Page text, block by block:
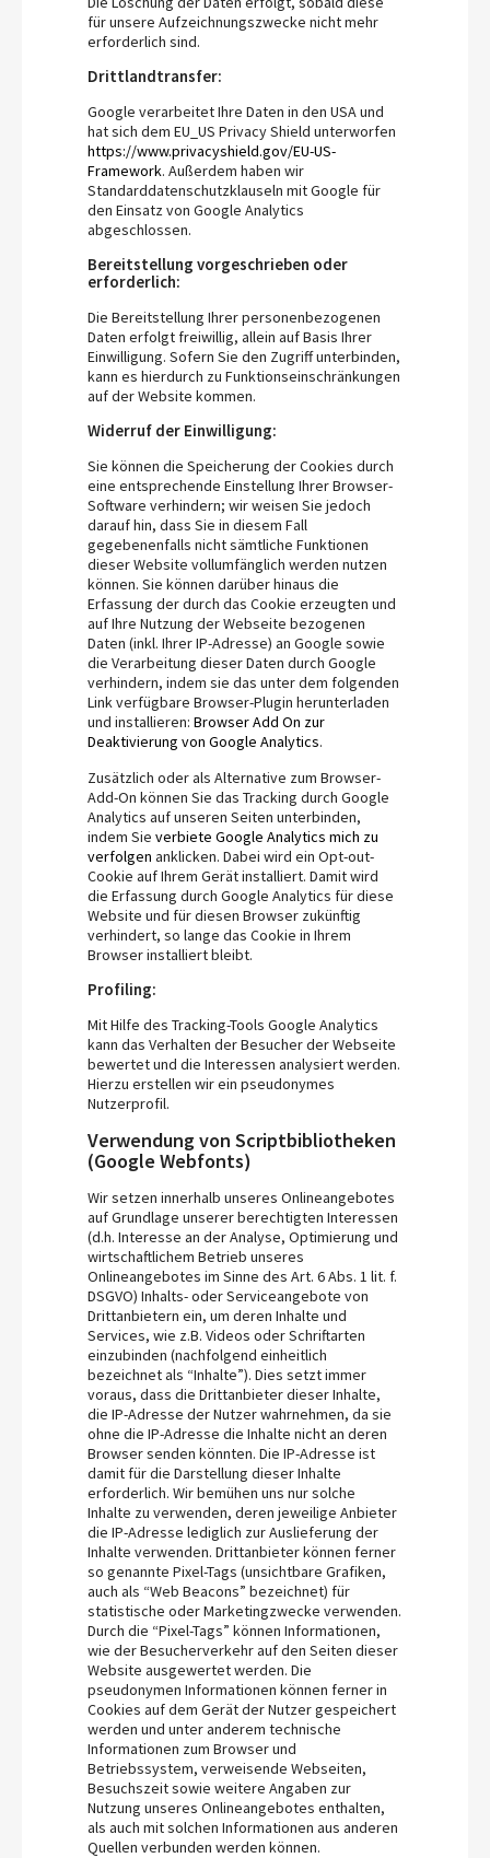
für unsere Aufzeichnungszwecke nicht mehr
erforderlich sind.
Drittlandtransfer:
Google verarbeitet Ihre Daten in den USA und
hat sich dem EU_US Privacy Shield unterworfen
https://www.privacyshield.gov/EU-US-
Framework. Außerdem haben wir
Standarddatenschutzklauseln mit Google für
den Einsatz von Google Analytics
abgeschlossen.
Bereitstellung vorgeschrieben oder
erforderlich:
Die Bereitstellung Ihrer personenbezogenen
Daten erfolgt freiwillig, allein auf Basis Ihrer
Einwilligung. Sofern Sie den Zugriff unterbinden,
kann es hierdurch zu Funktionseinschränkungen
auf der Website kommen.
Widerruf der Einwilligung:
Sie können die Speicherung der Cookies durch
eine entsprechende Einstellung Ihrer Browser-
Software verhindern; wir weisen Sie jedoch
darauf hin, dass Sie in diesem Fall
gegebenenfalls nicht sämtliche Funktionen
dieser Website vollumfänglich werden nutzen
können. Sie können darüber hinaus die
Erfassung der durch das Cookie erzeugten und
auf Ihre Nutzung der Webseite bezogenen
Daten (inkl. Ihrer IP-Adresse) an Google sowie
die Verarbeitung dieser Daten durch Google
verhindern, indem sie das unter dem folgenden
Link verfügbare Browser-Plugin herunterladen
und installieren:Browser Add On zur
Deaktivierung von Google Analytics.
Zusätzlich oder als Alternative zum Browser-
Add-On können Sie das Tracking durch Google
Analytics auf unseren Seiten unterbinden,
indem Sieverbiete Google Analytics mich zu
verfolgen anklicken. Dabei wird ein Opt-out-
Cookie auf Ihrem Gerät installiert. Damit wird
die Erfassung durch Google Analytics für diese
Website und für diesen Browser zukünftig
verhindert, so lange das Cookie in Ihrem
Browser installiert bleibt.
Profiling:
Mit Hilfe des Tracking-Tools Google Analytics
kann das Verhalten der Besucher der Webseite
bewertet und die Interessen analysiert werden.
Hierzu erstellen wir ein pseudonymes
Nutzerprofil.
Verwendung von Scriptbibliotheken
(Google Webfonts)
Wir setzen innerhalb unseres Onlineangebotes
auf Grundlage unserer berechtigten Interessen
(d.h. Interesse an der Analyse, Optimierung und
wirtschaftlichem Betrieb unseres
Onlineangebotes im Sinne des Art. 6 Abs. 1 lit. f.
DSGVO) Inhalts- oder Serviceangebote von
Drittanbietern ein, um deren Inhalte und
Services, wie z.B. Videos oder Schriftarten
einzubinden (nachfolgend einheitlich
bezeichnet als “Inhalte”). Dies setzt immer
voraus, dass die Drittanbieter dieser Inhalte,
die IP-Adresse der Nutzer wahrnehmen, da sie
ohne die IP-Adresse die Inhalte nicht an deren
Browser senden könnten. Die IP-Adresse ist
damit für die Darstellung dieser Inhalte
erforderlich. Wir bemühen uns nur solche
Inhalte zu verwenden, deren jeweilige Anbieter
die IP-Adresse lediglich zur Auslieferung der
Inhalte verwenden. Drittanbieter können ferner
so genannte Pixel-Tags (unsichtbare Grafiken,
auch als “Web Beacons” bezeichnet) für
statistische oder Marketingzwecke verwenden.
Durch die “Pixel-Tags” können Informationen,
wie der Besucherverkehr auf den Seiten dieser
Website ausgewertet werden. Die
pseudonymen Informationen können ferner in
Cookies auf dem Gerät der Nutzer gespeichert
werden und unter anderem technische
Informationen zum Browser und
Betriebssystem, verweisende Webseiten,
Besuchszeit sowie weitere Angaben zur
Nutzung unseres Onlineangebotes enthalten,
als auch mit solchen Informationen aus anderen
Quellen verbunden werden können.